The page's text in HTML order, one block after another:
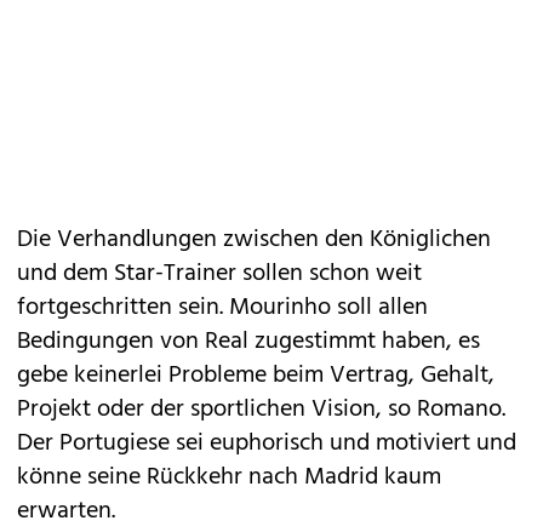
Die Verhandlungen zwischen den Königlichen
und dem Star-Trainer sollen schon weit
fortgeschritten sein. Mourinho soll allen
Bedingungen von Real zugestimmt haben, es
gebe keinerlei Probleme beim Vertrag, Gehalt,
Projekt oder der sportlichen Vision, so Romano.
Der Portugiese sei euphorisch und motiviert und
könne seine Rückkehr nach Madrid kaum
erwarten.